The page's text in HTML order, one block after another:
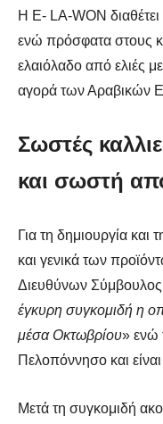
Η Ε- LA-WON
ενώ πρόσφατα στους
ελαιόλαδο από ελιές
αγορά των Αραβικών
Σωστές
και σωστή
Για τη δημιουργία
και γενικά των
Διευθύνων
έγκυρη συγκομιδή η
μέσα Οκτωβρίου» ενώ
Πελοπόννησο και
Μετά τη συγκομιδή